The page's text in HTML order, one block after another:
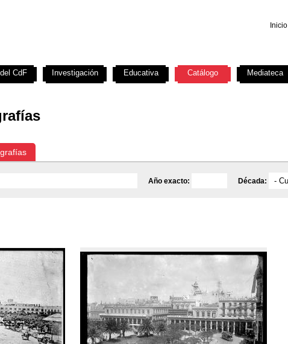
Inicio
Año exacto: Década:
CdF Investigación Educativa Catálogo Mediateca